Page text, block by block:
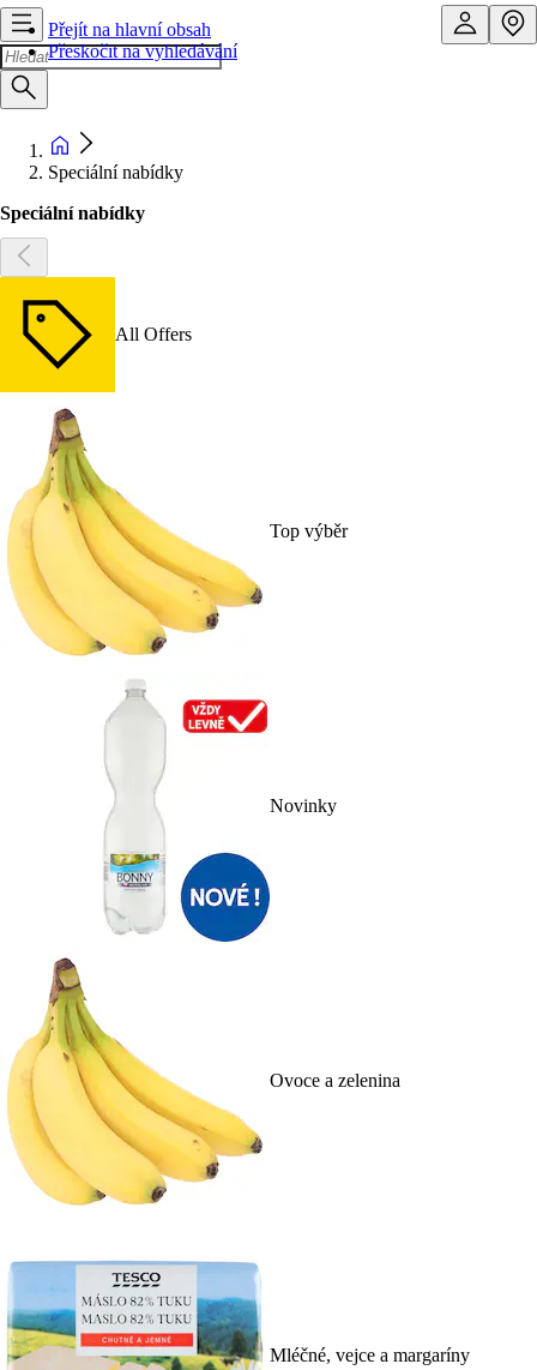
Přejít na hlavní obsah
Přeskočit na vyhledávání
Speciální nabídky
Speciální nabídky
All Offers
Top výběr
Novinky
Ovoce a zelenina
Mléčné, vejce a margaríny